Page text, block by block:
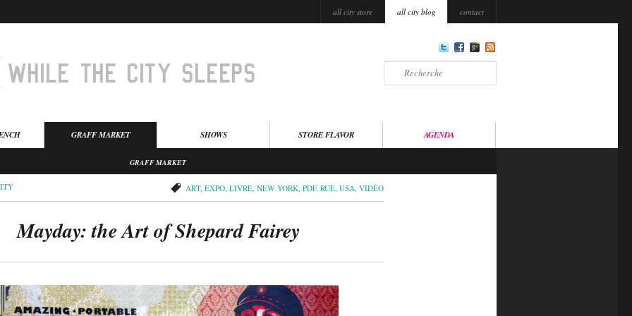
all city store all city blog contact
GRAFF MARKET SHOWS STORE FLAVOR AGENDA
GRAFF MARKET
ART, EXPO LIVRE NEW YORK PDF, RUE USA VIDÉO
Mayday: the Art of Shepard Fairey